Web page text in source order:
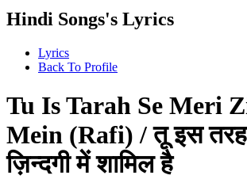
Hindi Songs's Lyrics
Lyrics
Back To Profile
Tu Is Tarah Se Meri
Mein (Rafi) / तू इस तरह
ज़िन्दगी में शामिल है